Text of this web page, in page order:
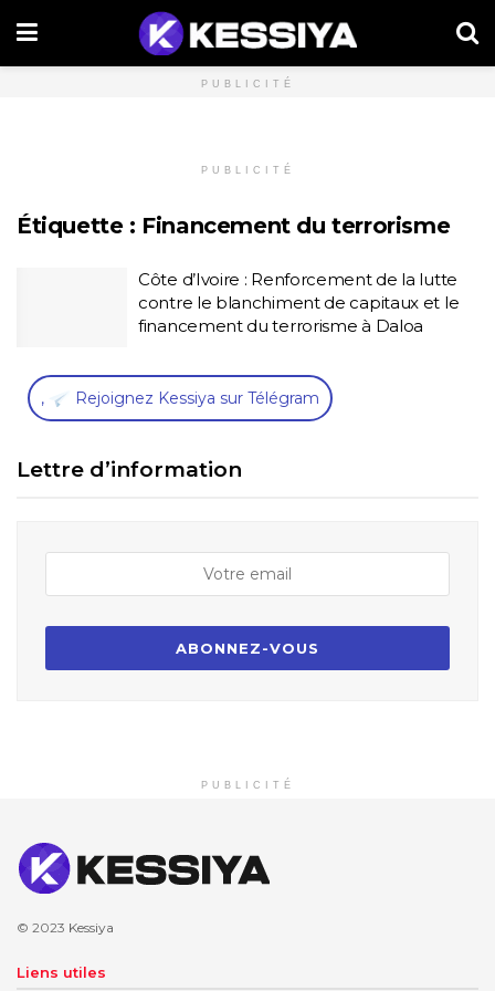
PUBLICITÉ
PUBLICITÉ
Étiquette : Financement du terrorisme
Côte d’Ivoire : Renforcement de la lutte
contre le blanchiment de capitaux et le
financement du terrorisme à Daloa
, Rejoignez Kessiya sur Télégram
Lettre d’information
PUBLICITÉ
© 2023 Kessiya
Liens utiles